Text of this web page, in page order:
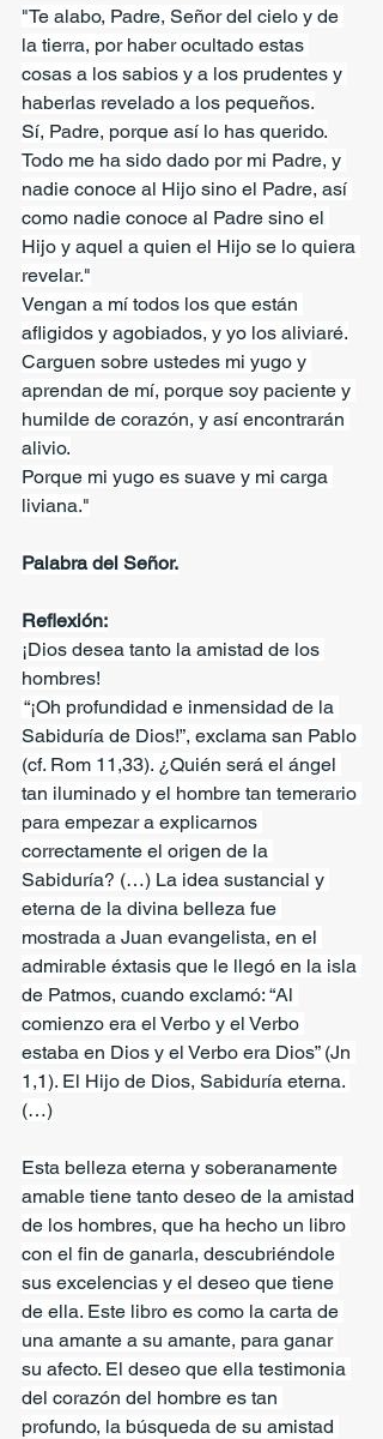
"Te alabo, Padre, Señor del cielo y de
la tierra, por haber ocultado estas
cosas a los sabios y a los prudentes y
haberlas revelado a los pequeños.
Sí, Padre, porque así lo has querido.
Todo me ha sido dado por mi Padre, y
nadie conoce al Hijo sino el Padre, así
como nadie conoce al Padre sino el
Hijo y aquel a quien el Hijo se lo quiera
revelar."
Vengan a mí todos los que están
afligidos y agobiados, y yo los aliviaré.
Carguen sobre ustedes mi yugo y
aprendan de mí, porque soy paciente y
humilde de corazón, y así encontrarán
alivio.
Porque mi yugo es suave y mi carga
liviana."
Palabra del Señor.
Reflexión:
¡Dios desea tanto la amistad de los
hombres!
“¡Oh profundidad e inmensidad de la
Sabiduría de Dios!”, exclama san Pablo
(cf. Rom 11,33). ¿Quién será el ángel
tan iluminado y el hombre tan temerario
para empezar a explicarnos
correctamente el origen de la
Sabiduría? (…) La idea sustancial y
eterna de la divina belleza fue
mostrada a Juan evangelista, en el
admirable éxtasis que le llegó en la isla
de Patmos, cuando exclamó: “Al
comienzo era el Verbo y el Verbo
estaba en Dios y el Verbo era Dios” (Jn
1,1). El Hijo de Dios, Sabiduría eterna.
(…)
Esta belleza eterna y soberanamente
amable tiene tanto deseo de la amistad
de los hombres, que ha hecho un libro
con el fin de ganarla, descubriéndole
sus excelencias y el deseo que tiene
de ella. Este libro es como la carta de
una amante a su amante, para ganar
su afecto. El deseo que ella testimonia
del corazón del hombre es tan
profundo, la búsqueda de su amistad